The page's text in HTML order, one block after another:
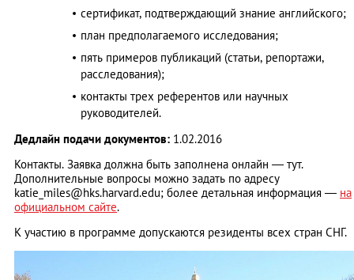
сертификат, подтверждающий знание английского;
план предполагаемого исследования;
пять примеров публикаций (статьи, репортажи,
расследования);
контакты трех референтов или научных
руководителей.
Дедлайн подачи документов: 1.02.2016
Контакты. Заявка должна быть заполнена онлайн — тут.
Дополнительные вопросы можно задать по адресу
katie_miles@hks.harvard.edu; более детальная информация — на
официальном сайте.
К участию в программе допускаются резиденты всех стран СНГ.